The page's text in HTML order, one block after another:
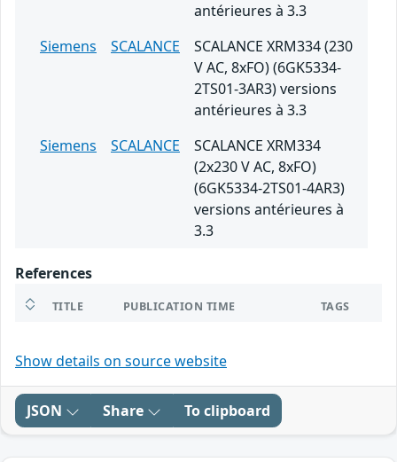
antérieures à 3.3
Siemens
SCALANCE
SCALANCE XRM334 (230
V AC, 8xFO) (6GK5334-
2TS01-3AR3) versions
antérieures à 3.3
Siemens
SCALANCE
SCALANCE XRM334
(2x230 V AC, 8xFO)
(6GK5334-2TS01-4AR3)
versions antérieures à
3.3
References
TITLE PUBLICATION TIME TAGS
Show details on source website
JSON Share To clipboard